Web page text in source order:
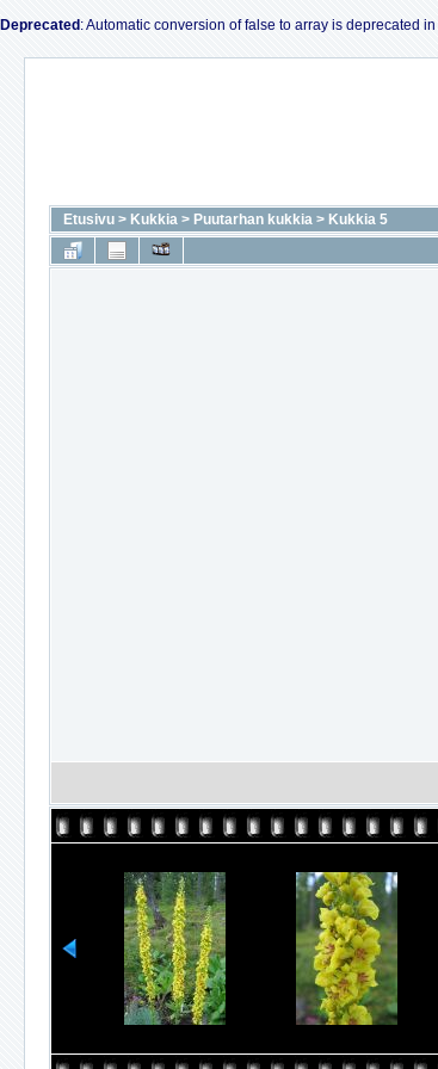
Deprecated : Automatic conversion of false to array is deprecated in
Etusivu > Kukkia > Puutarhan kukkia > Kukkia 5